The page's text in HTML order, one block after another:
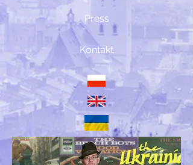
Press
Kontakt